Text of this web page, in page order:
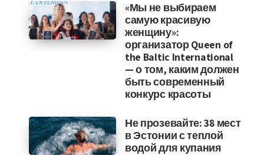
«Мы не выбираем
самую красивую
женщину»:
организатор Queen of
the Baltic International
— о том, каким должен
быть современный
конкурс красоты
Не прозевайте: 38 мест
в Эстонии с теплой
водой для купания